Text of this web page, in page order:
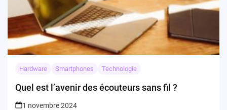
Hardware Smartphones Technologie
Quel est l’avenir des écouteurs sans fil ?
1 novembre 2024